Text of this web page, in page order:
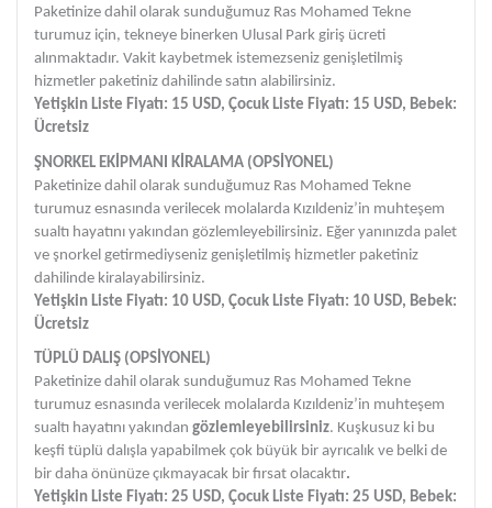
Paketinize dahil olarak sunduğumuz Ras Mohamed Tekne
turumuz için, tekneye binerken Ulusal Park giriş ücreti
alınmaktadır. Vakit kaybetmek istemezseniz genişletilmiş
hizmetler paketiniz dahilinde satın alabilirsiniz.
Yetişkin Liste Fiyatı: 15 USD, Çocuk Liste Fiyatı: 15 USD, Bebek:
Ücretsiz
ŞNORKEL EKİPMANI KİRALAMA (OPSİYONEL)
Paketinize dahil olarak sunduğumuz Ras Mohamed Tekne
turumuz esnasında verilecek molalarda Kızıldeniz’in muhteşem
sualtı hayatını yakından gözlemleyebilirsiniz. Eğer yanınızda palet
ve şnorkel getirmediyseniz genişletilmiş hizmetler paketiniz
dahilinde kiralayabilirsiniz.
Yetişkin Liste Fiyatı: 10 USD, Çocuk Liste Fiyatı: 10 USD, Bebek:
Ücretsiz
TÜPLÜ DALIŞ (OPSİYONEL)
Paketinize dahil olarak sunduğumuz Ras Mohamed Tekne
turumuz esnasında verilecek molalarda Kızıldeniz’in muhteşem
sualtı hayatını yakından gözlemleyebilirsiniz. Kuşkusuz ki bu
keşfi tüplü dalışla yapabilmek çok büyük bir ayrıcalık ve belki de
bir daha önünüze çıkmayacak bir fırsat olacaktır.
Yetişkin Liste Fiyatı: 25 USD, Çocuk Liste Fiyatı: 25 USD, Bebek: